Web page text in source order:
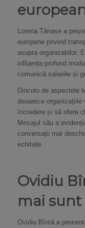
Lorena Tănase a
europene privind
asupra organizațiilor.
influența profund
comunică salariile și
Dincolo de aspectele
deoarece
încredere și să ofere
Mesajul său a
conversații mai
echitate.
Ovidiu
mai
Ovidiu Bîrsă a